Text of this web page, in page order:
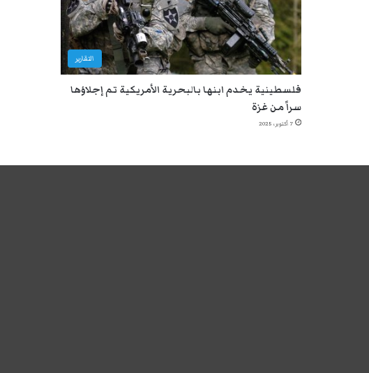
التقارير
فلسطينية يخدم ابنها بالبحرية الأمريكية تم إجلاؤها
سراً من غزة
7 أكتوبر، 2025